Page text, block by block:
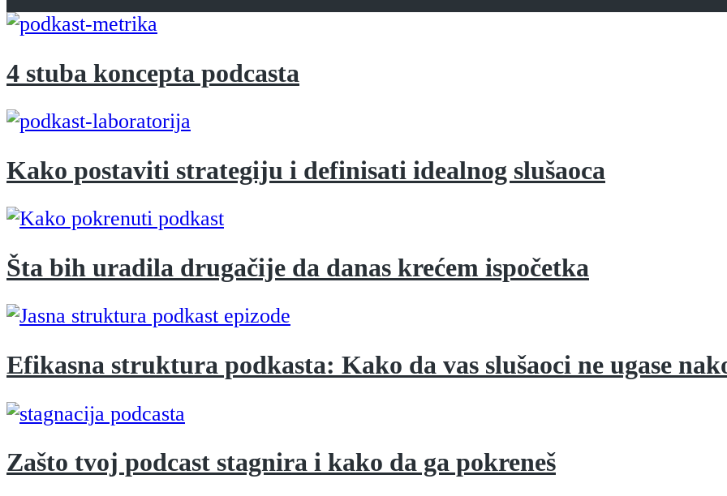
4 stuba koncepta podcasta
Kako postaviti strategiju i definisati idealnog slušaoca
Šta bih uradila drugačije da danas krećem ispočetka
Efikasna struktura podkasta: Kako da vas slušaoci ne ugase
Zašto tvoj podcast stagnira i kako da ga pokreneš